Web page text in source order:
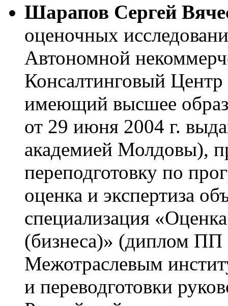
Шарапов Сергей
оценочных
Автономной
Консалтинговый Центр
имеющий высшее
от 29 июня 2004 г.
академией Молдовы),
переподготовку по
оценка и экспертиза
специализация
(бизнеса)» (диплом
Межотраслевым
и переводготовки